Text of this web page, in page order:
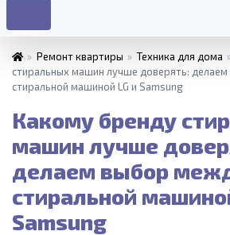
» Ремонт квартиры » Техника для дома
стиральных машин лучше доверять:
стиральной машиной LG и Samsung
Какому бренду
машин лучше
делаем выбор
стиральной
Samsung